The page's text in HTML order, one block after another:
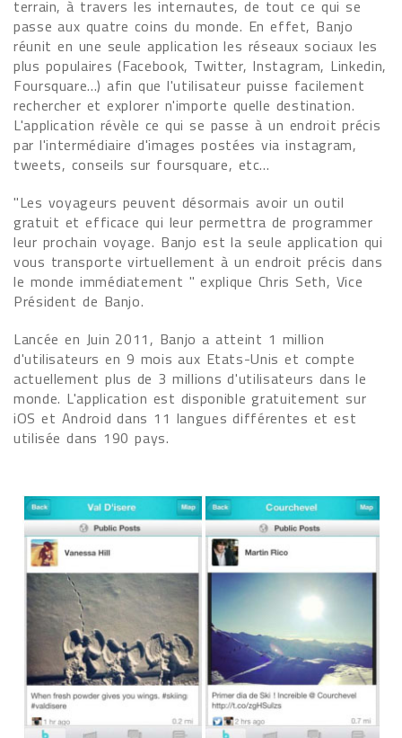
terrain, à travers les internautes, de tout ce qui se
passe aux quatre coins du monde. En effet, Banjo
réunit en une seule application les réseaux sociaux les
plus populaires (Facebook, Twitter, Instagram, Linkedin,
Foursquare...) afin que l'utilisateur puisse facilement
rechercher et explorer n'importe quelle destination.
L'application révèle ce qui se passe à un endroit précis
par l'intermédiaire d'images postées via instagram,
tweets, conseils sur foursquare, etc...
"Les voyageurs peuvent désormais avoir un outil
gratuit et efficace qui leur permettra de programmer
leur prochain voyage. Banjo est la seule application qui
vous transporte virtuellement à un endroit précis dans
le monde immédiatement " explique Chris Seth, Vice
Président de Banjo.
Lancée en Juin 2011, Banjo a atteint 1 million
d'utilisateurs en 9 mois aux Etats-Unis et compte
actuellement plus de 3 millions d'utilisateurs dans le
monde. L'application est disponible gratuitement sur
iOS et Android dans 11 langues différentes et est
utilisée dans 190 pays.